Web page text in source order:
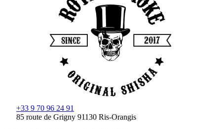
+33 9 70 96 24 91
85 route de Grigny 91130 Ris-Orangis